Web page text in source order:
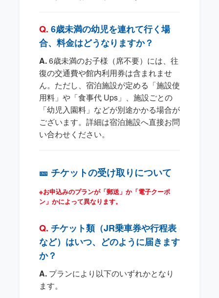
6歳未満の幼児を連れて行く場
合、料金はどうなりますか？
6歳未満のお子様（席不要）には、往
復の交通費や館内利用券は含まれませ
ん。ただし、宿泊施設が定める「施設使
用料」や「食事代 Ups」、施設ごとの
「幼児入園料」などが別途かかる場合が
ございます。詳細は宿泊施設へ直接お問
い合わせください。
🎫 チケットの受け取りについて
※お申込みのプランが「郵送」か「電子クーポ
ン」かによって異なります。
チケット類（JR乗車券や行程表
など）はいつ、どのように届きます
か？
プランにより以下のいずれかとなり
ます。